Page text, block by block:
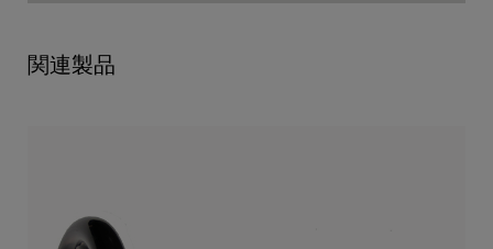
関連製品